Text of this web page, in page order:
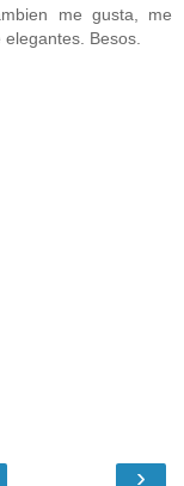
me gusta, me
Besos.
›